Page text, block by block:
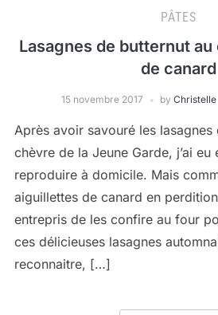
PÂTES
Lasagnes de butternut
de canard
15 novembre 2017 by Christelle
Après avoir savouré les lasagnes
chèvre de la Jeune Garde, j’ai eu
reproduire à domicile. Mais
aiguillettes de canard en
entrepris de les confire au four
ces délicieuses lasagnes
reconnaitre, […]